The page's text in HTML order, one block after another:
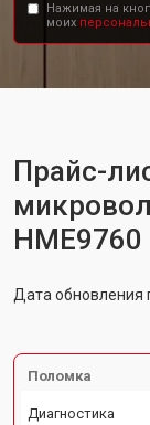
Нажимая на
моих
Прайс-
HME9760
Дата обновления
Поломка
Диагностика